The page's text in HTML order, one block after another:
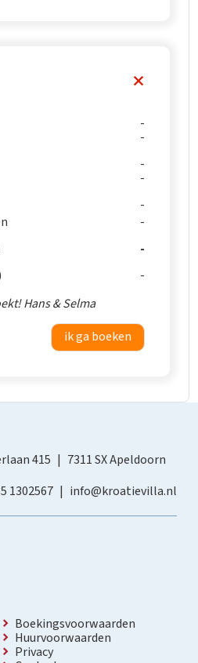
Hans & Selma
ik ga boeken
415
7311 SX Apeldoorn
1302567 info@kroatievilla.nl
Boekingsvoorwaarden
Huurvoorwaarden
Privacy